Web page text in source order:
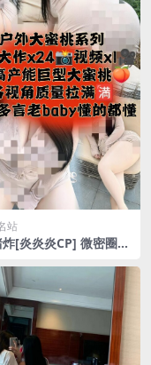
站
[炎炎炎CP] 微密圈